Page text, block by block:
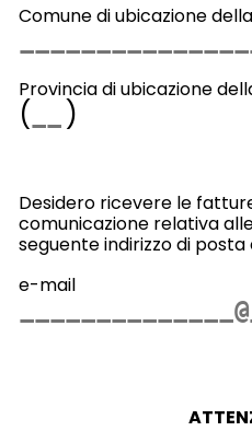
Comune di ubicazione
Provincia di ubicazione
( )
Desidero ricevere le
comunicazione relativa
seguente indirizzo di
e-mail